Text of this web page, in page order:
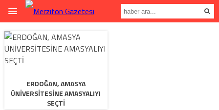
ERDOĞAN, AMASYA
ÜNİVERSİTESİNE AMASYALIYI
SEÇTİ